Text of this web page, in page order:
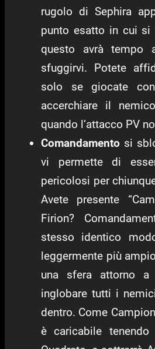
rugolo di Sephira
punto esatto in cui si
questo avrà tempo
sfuggirvi. Potete
solo se giocate
accerchiare il
quando l’attacco PV
Comandamento si
vi permette di
pericolosi per
Avete presente
Firion?
stesso identico
leggermente più
una sfera attorno
inglobare tutti i
dentro. Come
è caricabile